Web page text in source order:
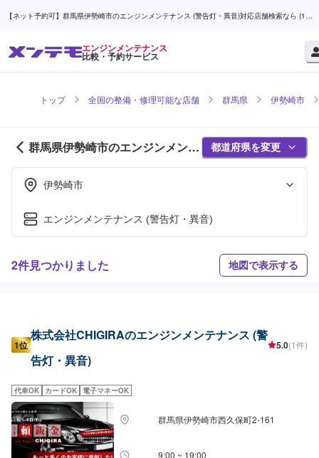
【ネット予約可】群馬県伊勢崎市のエンジンメンテナンス (警告灯・異音)対応店舗検索なら (1ペ
エンジンメンテナンス
比較・予約サービス
トップ 全国の整備・修理可能な店舗 群馬県 伊勢崎市
群馬県伊勢崎市のエンジンメンテ
ナンス対応店舗紹介 (1ページ目)
都道府県を変更
伊勢崎市
エンジンメンテナンス (警告灯・異音)
2件見つかりました 地図で表示する
1位
株式会社CHIGIRAのエンジンメンテナンス (警
告灯・異音)
5.0(1件)
代車OK カードOK 電子マネーOK
群馬県伊勢崎市西久保町2-161
9:00 ~ 19:00